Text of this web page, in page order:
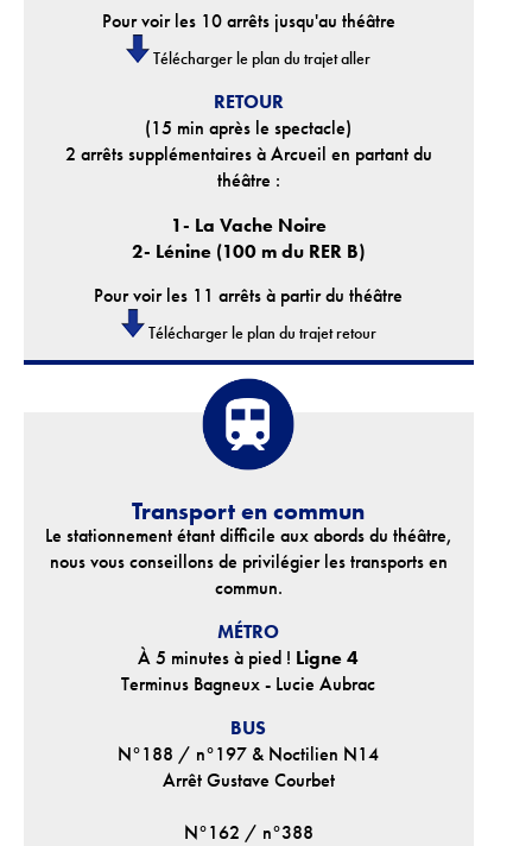
Pour voir les 10 arrêts jusqu'au théâtre
Télécharger le plan du trajet aller
RETOUR
(15 min après le spectacle)
2 arrêts supplémentaires à Arcueil en partant du
théâtre :
1- La Vache Noire
2- Lénine (100 m du RER B)
Pour voir les 11 arrêts à partir du théâtre
Télécharger le plan du trajet retour
Transport en commun
Le stationnement étant difficile aux abords du théâtre,
nous vous conseillons de privilégier les transports en
commun.
MÉTRO
À 5 minutes à pied ! Ligne 4
Terminus Bagneux - Lucie Aubrac
BUS
N°188 / n°197 & Noctilien N14
Arrêt Gustave Courbet
N°162 / n°388